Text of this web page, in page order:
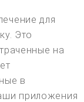
для
Это
на
в
приложения